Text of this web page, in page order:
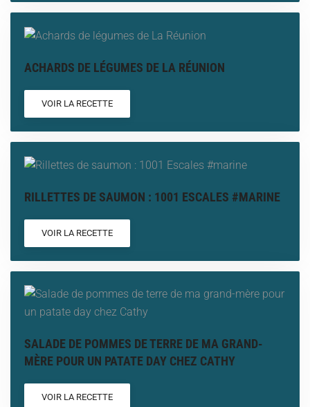
ACHARDS DE LÉGUMES DE LA RÉUNION
VOIR LA RECETTE
RILLETTES DE SAUMON : 1001 ESCALES #MARINE
VOIR LA RECETTE
SALADE DE POMMES DE TERRE DE MA GRAND-
MÈRE POUR UN PATATE DAY CHEZ CATHY
VOIR LA RECETTE